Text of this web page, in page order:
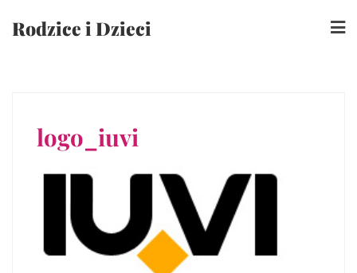
Rodzice i Dzieci
logo_iuvi